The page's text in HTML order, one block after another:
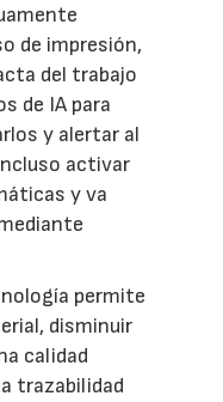
de impresión,
del trabajo
de IA para
y alertar al
activar
y va
permite
disminuir
calidad
trazabilidad